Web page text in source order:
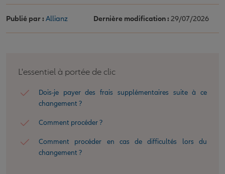
Publié par : Allianz Dernière modification : 29/07/2026
L'essentiel à portée de clic
Dois-je payer des frais supplémentaires suite à ce
changement ?
Comment procéder ?
Comment procéder en cas de difficultés lors du
changement ?